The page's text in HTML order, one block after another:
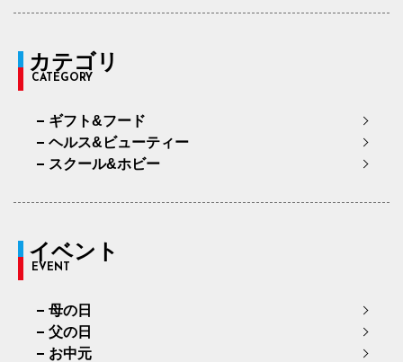
カテゴリ
CATEGORY
ギフト&フード
ヘルス&ビューティー
スクール&ホビー
イベント
EVENT
母の日
父の日
お中元